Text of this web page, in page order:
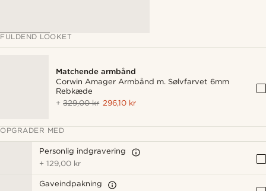
FULDEND LOOKET
Matchende armbånd
Corwin Amager Armbånd m. Sølvfarvet 6mm
Rebkæde
+329,00 kr 296,10 kr
OPGRADER MED
Personlig indgravering
+129,00 kr
Gaveindpakning